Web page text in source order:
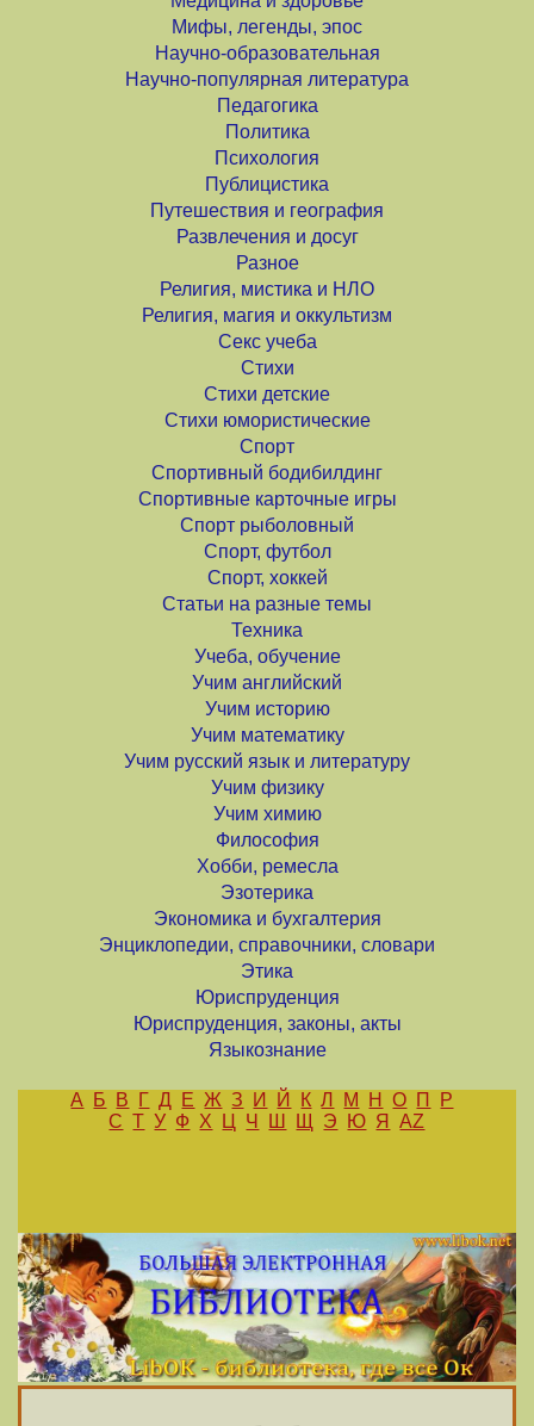
Мифы, легенды, эпос
Научно-образовательная
Научно-популярная литература
Педагогика
Политика
Психология
Публицистика
Путешествия и география
Развлечения и досуг
Разное
Религия, мистика и НЛО
Религия, магия и оккультизм
Секс учеба
Стихи
Стихи детские
Стихи юмористические
Спорт
Спортивный бодибилдинг
Спортивные карточные игры
Спорт рыболовный
Спорт, футбол
Спорт, хоккей
Статьи на разные темы
Техника
Учеба, обучение
Учим английский
Учим историю
Учим математику
Учим русский язык и литературу
Учим физику
Учим химию
Философия
Хобби, ремесла
Эзотерика
Экономика и бухгалтерия
Энциклопедии, справочники, словари
Этика
Юриспруденция
Юриспруденция, законы, акты
Языкознание
А Б В Г Д Е Ж З И Й К Л М Н О П
Р
С Т У Ф Х Ц Ч Ш Щ Э Ю Я AZ